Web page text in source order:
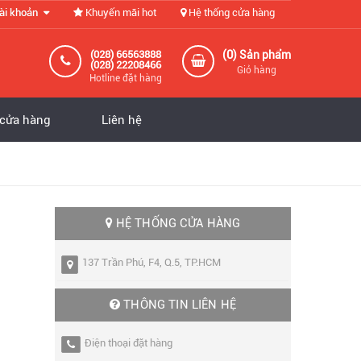
khoản Khuyến mãi hot Hệ thống cửa hàng
(0) Sản phẩm
Giỏ hàng
(028) 66563888
(028) 22208466
Hotline đặt hàng
hàng Liên hệ
HỆ THỐNG CỬA HÀNG
137 Trần Phú, F4, Q.5, TP.HCM
THÔNG TIN LIÊN HỆ
Điện thoại đặt hàng